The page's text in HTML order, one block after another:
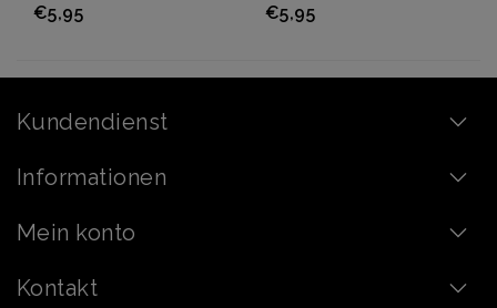
€5,95
€5,95
Kundendienst
Informationen
Mein konto
Kontakt